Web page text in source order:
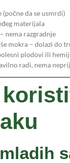
(počne da se usmrdi)
materijala
nema razgradnje
mokra – dolazi do
plodovi ili
radi, nema